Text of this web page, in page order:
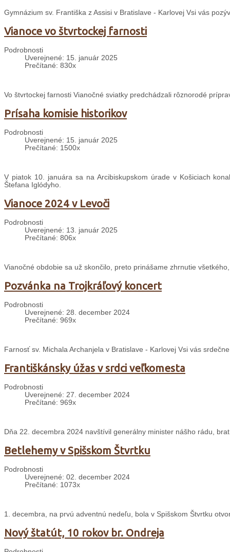
Gymnázium sv. Františka z Assisi v Bratislave - Karlovej Vsi vás
Vianoce vo štvrtockej farnosti
Podrobnosti
Uverejnené: 15. január 2025
Prečítané: 830x
Vo štvrtockej farnosti Vianočné sviatky predchádzali rôznorodé
Prísaha komisie historikov
Podrobnosti
Uverejnené: 15. január 2025
Prečítané: 1500x
V piatok 10. januára sa na Arcibiskupskom úrade v Košiciach
Štefana Iglódyho.
Vianoce 2024 v Levoči
Podrobnosti
Uverejnené: 13. január 2025
Prečítané: 806x
Vianočné obdobie sa už skončilo, preto prinášame zhrnutie
Pozvánka na Trojkráľový koncert
Podrobnosti
Uverejnené: 28. december 2024
Prečítané: 969x
Farnosť sv. Michala Archanjela v Bratislave - Karlovej Vsi vás
Františkánsky úžas v srdci veľkomesta
Podrobnosti
Uverejnené: 27. december 2024
Prečítané: 969x
Dňa 22. decembra 2024 navštívil generálny minister nášho rádu,
Betlehemy v Spišskom Štvrtku
Podrobnosti
Uverejnené: 02. december 2024
Prečítané: 1073x
1. decembra, na prvú adventnú nedeľu, bola v Spišskom Štvrtku
Nový štatút, 10 rokov br. Ondreja